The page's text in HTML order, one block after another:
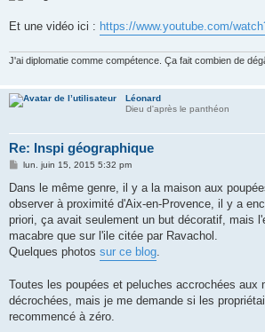
Et une vidéo ici : https://www.youtube.com/
J'ai diplomatie comme compétence. Ça fait combien de
Léonard
Dieu d'après le panthéon
Re: Inspi géographique
M
s
a
g
lun. juin 15, 2015 5:32 pm
Dans le même genre, il y a la maison aux
observer à proximité d'Aix-en-Provence, il y a
priori, ça avait seulement un but décoratif, mais
macabre que sur l'ile citée par Ravachol.
Quelques photos sur ce blog.
Toutes les poupées et peluches accrochées aux
décrochées, mais je me demande si les
recommencé à zéro.